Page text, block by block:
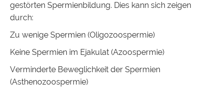
gestörten Spermienbildung. Dies kann sich zeigen
durch:
Zu wenige Spermien (Oligozoospermie)
Keine Spermien im Ejakulat (Azoospermie)
Verminderte Beweglichkeit der Spermien
(Asthenozoospermie)